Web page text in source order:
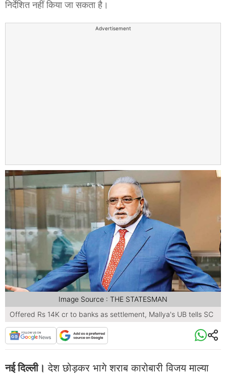
निर्देशित नहीं किया जा सकता है।
Advertisement
Offered Rs 14K cr to banks as settlement, Mallya's UB tells SC
Image Source : THE STATESMAN
नई दिल्‍ली। देश छोड़कर भागे शराब कारोबारी विजय माल्‍या